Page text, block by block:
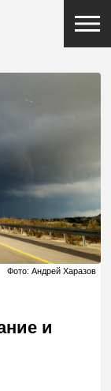
Фото: Андрей Харазов
и